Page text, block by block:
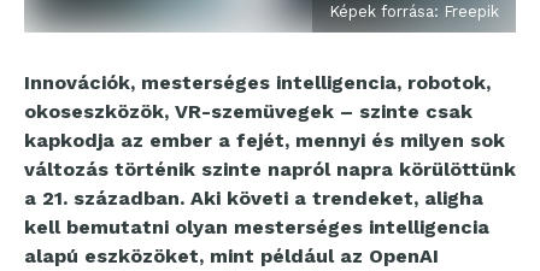
Képek forrása: Freepik
Innovációk, mesterséges intelligencia, robotok,
okoseszközök, VR-szemüvegek – szinte csak
kapkodja az ember a fejét, mennyi és milyen sok
változás történik szinte napról napra körülöttünk
a 21. században. Aki követi a trendeket, aligha
kell bemutatni olyan mesterséges intelligencia
alapú eszközöket, mint például az OpenAI